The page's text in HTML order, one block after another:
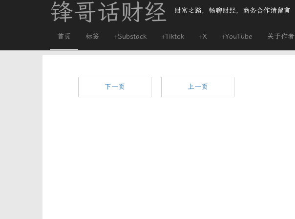
锋哥话财经 财富之路，畅聊财经，商务合作请留言
首页 标签 +Substack +Tiktok +X +YouTube 关于作者
下一页 上一页